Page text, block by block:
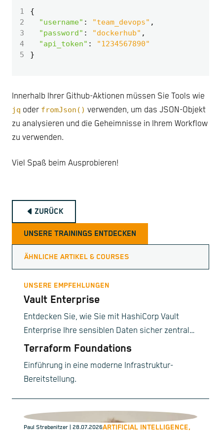
1
{
2
"username" : "team_devops" ,
3
"password" : "dockerhub" ,
4
"api_token" :
"1234567890"
5
}
Innerhalb Ihrer Github-Aktionen müssen Sie Tools wie
jq oder fromJson() verwenden, um das JSON-Objekt
zu analysieren und die Geheimnisse in Ihrem Workflow
zu verwenden.
Viel Spaß beim Ausprobieren!
ZURÜCK
UNSERE TRAININGS ENTDECKEN
ÄHNLICHE ARTIKEL & COURSES
UNSERE EMPFEHLUNGEN
Vault Enterprise
Entdecken Sie, wie Sie mit HashiCorp Vault
Enterprise Ihre sensiblen Daten sicher zentral
verwalten und Unternehmensanforderungen
Terraform Foundations
Einführung in eine moderne Infrastruktur-
Bereitstellung.
Paul Strebenitzer | 28.07.2026ARTIFICIAL INTELLIGENCE,